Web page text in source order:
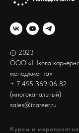
© 2023
ООО «Школа
менеджмента»
+ 7 495 369 06 82
(многоканальный)
sales@icareer.ru
Курсы и мероприятия